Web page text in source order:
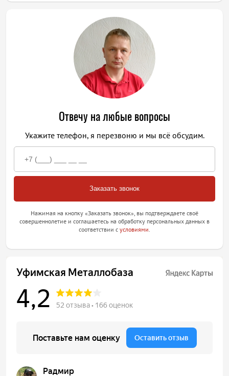
Отвечу на любые вопросы
Укажите телефон, я перезвоню и мы всё обсудим.
Нажимая на кнопку «Заказать звонок», вы подтверждаете своё
совершеннолетие и соглашаетесь на обработку персональных данных в
соответствии с условиями.